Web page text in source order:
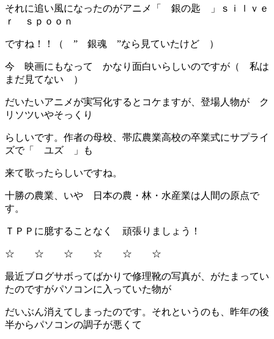
それに追い風になったのがアニメ「 銀の匙 」ｓｉｌｖｅ
ｒ ｓｐｏｏｎ
ですね！！（ ” 銀魂 ”なら見ていたけど ）
今 映画にもなって かなり面白いらしいのですが（ 私は
まだ見てない ）
だいたいアニメが実写化するとコケますが、登場人物が ク
リソツいやそっくり
らしいです。作者の母校、帯広農業高校の卒業式にサプライ
ズで「 ユズ 」も
来て歌ったらしいですね。
十勝の農業、いや 日本の農・林・水産業は人間の原点で
す。
ＴＰＰに臆することなく 頑張りましょう！
☆ ☆ ☆ ☆ ☆ ☆
最近ブログサボってばかりで修理靴の写真が、がたまってい
たのですがパソコンに入っていた物が
だいぶん消えてしまったのです。それというのも、昨年の後
半からパソコンの調子が悪くて